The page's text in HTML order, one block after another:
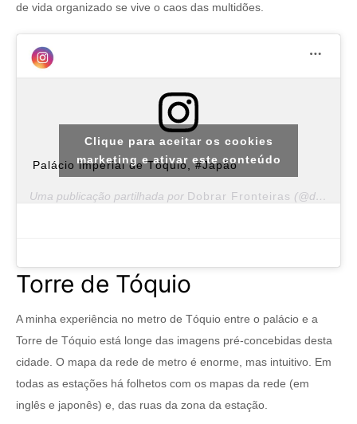
de vida organizado se vive o caos das multidões.
Palácio imperial de Tóquio, #Japão
Uma publicação partilhada por Dobrar Fronteiras (@dobrar.fronteiras) a
Clique para aceitar os cookies
marketing e ativar este conteúdo
Torre de Tóquio
A minha experiência no metro de Tóquio entre o palácio e a
Torre de Tóquio está longe das imagens pré-concebidas desta
cidade. O mapa da rede de metro é enorme, mas intuitivo. Em
todas as estações há folhetos com os mapas da rede (em
inglês e japonês) e, das ruas da zona da estação.